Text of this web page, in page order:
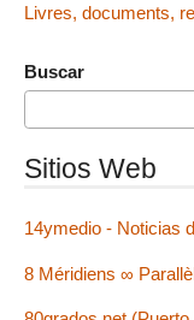
Livres, documents,
Buscar
Sitios Web
14ymedio - Noticias
8 Méridiens ∞